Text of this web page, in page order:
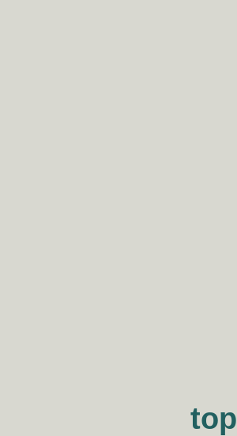
top